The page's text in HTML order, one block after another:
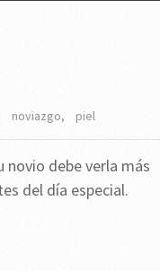
noviazgo, piel
novio debe verla más
del día especial.